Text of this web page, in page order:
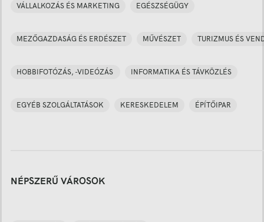
VÁLLALKOZÁS ÉS MARKETING EGÉSZSÉGÜGY
MEZŐGAZDASÁG ÉS ERDÉSZET MŰVÉSZET TURIZMUS ÉS
HOBBIFOTÓZÁS, -VIDEÓZÁS INFORMATIKA ÉS TÁVKÖZLÉS
EGYÉB SZOLGÁLTATÁSOK KERESKEDELEM ÉPÍTŐIPAR
NÉPSZERŰ VÁROSOK